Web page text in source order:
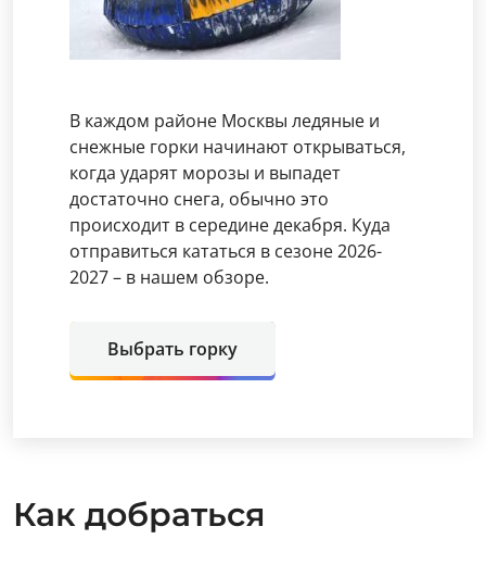
В каждом районе Москвы ледяные и
снежные горки начинают открываться,
когда ударят морозы и выпадет
достаточно снега, обычно это
происходит в середине декабря. Куда
отправиться кататься в сезоне 2026-
2027 – в нашем обзоре.
Выбрать горку
Как добраться